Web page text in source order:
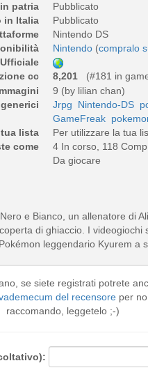
patria
Pubblicato
in Italia
Pubblicato
Nintendo DS
Nintendo (compralo
cc
8,201 (#181 in
9 (by lilian chan)
Jrpg Nintendo-DS
GameFreak
lista
Per utilizzare la tua
come
4 In corso, 118
Da giocare
e Bianco, un allenatore di
di ghiaccio. I
leggendario Kyurem a
se siete registrati potrete
del recensore per
raccomando, leggetelo ;-)